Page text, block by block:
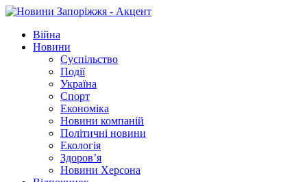
Війна
Новини
Суспільство
Події
Україна
Спорт
Економіка
Новини компаній
Політичні новини
Екологія
Здоров’я
Новини Херсона